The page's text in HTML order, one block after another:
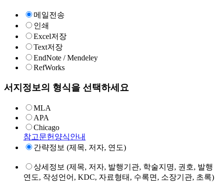
메일전송
인쇄
Excel저장
Text저장
EndNote / Mendeley
RefWorks
서지정보의 형식을 선택하세요
MLA
APA
Chicago
참고문헌양식안내
간략정보 (제목, 저자, 연도)
상세정보 (제목, 저자, 발행기관, 학술지명, 권호, 발행
연도, 작성언어, KDC, 자료형태, 수록면, 소장기관, 초록)